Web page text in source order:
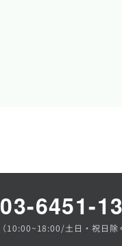
03-6451-
（10:00~18:00/土日・祝日除